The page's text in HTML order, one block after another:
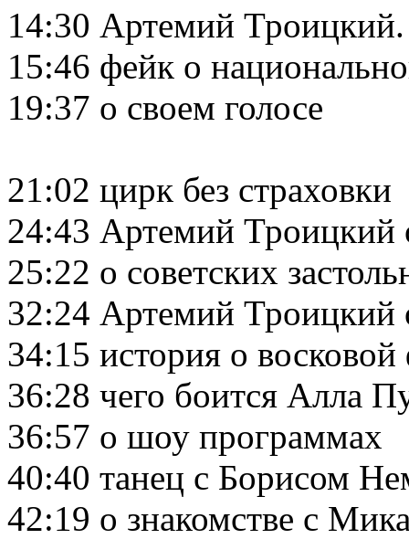
14:30 Артемий Троицкий.
15:46 фейк о
19:37 о своем голосе
21:02 цирк без страховки
24:43 Артемий Троицкий
25:22 о советских
32:24 Артемий Троицкий
34:15 история о восковой
36:28 чего боится Алла
36:57 о шоу программах
40:40 танец с Борисом
42:19 о знакомстве с